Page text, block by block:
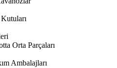
Orta Parçaları
Ambalajları